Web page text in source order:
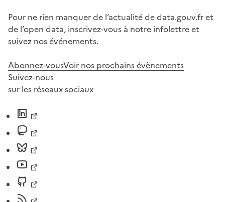
Pour ne rien manquer de l’actualité de data.gouv.fr et
de l’open data, inscrivez-vous à notre infolettre et
suivez nos événements.
Abonnez-vousVoir nos prochains évènements
Suivez-nous
sur les réseaux sociaux